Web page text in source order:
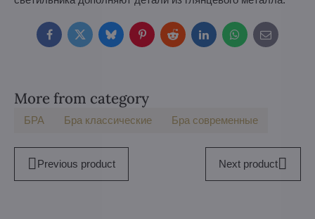
FacebookTwitterBlueskyPinterestRedditLinkedInWhatsApp
E-
mail
More from category
БPA Бра классические Бра современные
Previous product Next product